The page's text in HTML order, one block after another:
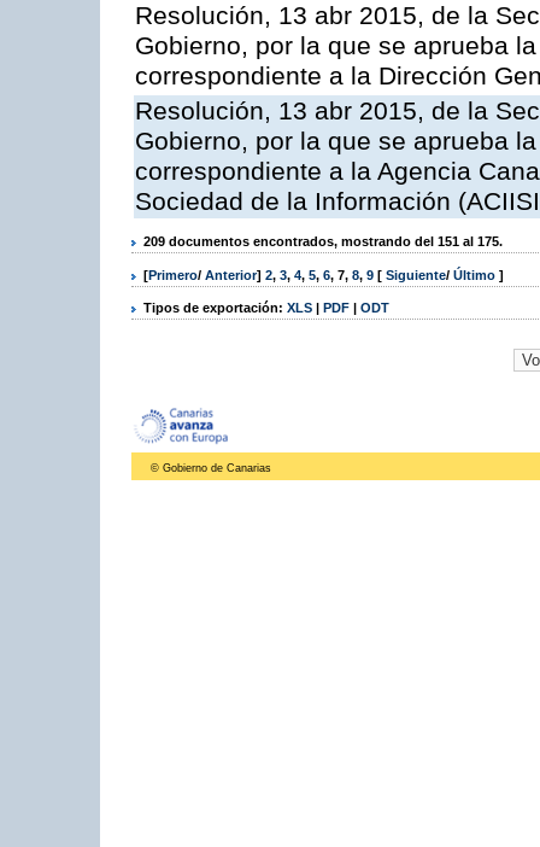
Resolución, 13 abr 2015, de la
Gobierno, por la que se aprueba
correspondiente a la Dirección
Resolución, 13 abr 2015, de la
Gobierno, por la que se aprueba
correspondiente a la Agencia
Sociedad de la Información
209 documentos encontrados, mostrando del 151 al 175.
[Primero/ Anterior] 2, 3, 4, 5, 6, 7, 8, 9 [ Siguiente/ Último ]
Tipos de exportación: XLS | PDF | ODT
© Gobierno de Canarias